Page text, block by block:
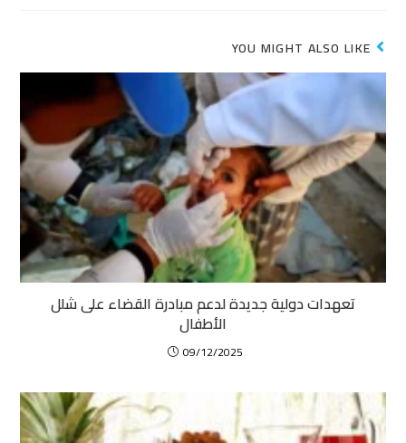
YOU MIGHT ALSO LIKE
تعهدات دولية جديدة لدعم مبادرة القضاء على شلل
الأطفال
09/12/2025